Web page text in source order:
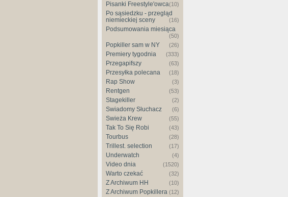
Pisanki Freestyle'owca(10)
Po sąsiedzku - przegląd
niemieckiej sceny
(16)
Podsumowania miesiąca
(50)
Popkiller sam w NY (26)
Premiery tygodnia (333)
Przegapifszy (63)
Przesyłka polecana (18)
Rap Show (3)
Rentgen (53)
Stagekiller (2)
Świadomy Słuchacz (6)
Świeża Krew (55)
Tak To Się Robi (43)
Tourbus (28)
Trillest. selection (17)
Underwatch (4)
Video dnia (1520)
Warto czekać (32)
Z Archiwum HH (10)
Z Archiwum Popkillera (12)